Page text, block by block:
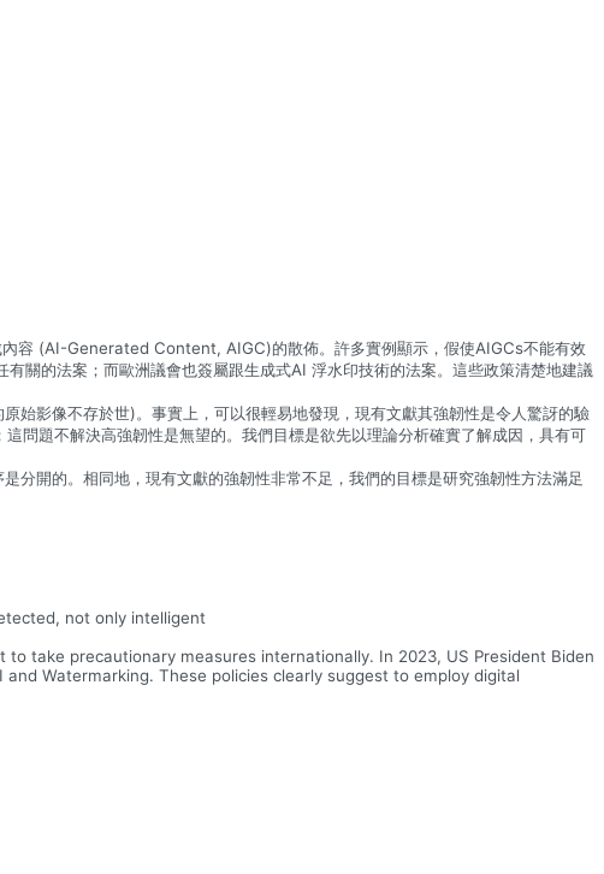
容 (AI-Generated Content, AIGC)的散佈。許多實例顯示，假使AIGCs不能有效
關的法案；而歐洲議會也簽屬跟生成式AI 浮水印技術的法案。這些政策清楚地建議
始影像不存於世)。事實上，可以很輕易地發現，現有文獻其強韌性是令人驚訝的驗
問題不解決高強韌性是無望的。我們目標是欲先以理論分析確實了解成因，具有可
開的。相同地，現有文獻的強韌性非常不足，我們的目標是研究強韌性方法滿足
not only intelligent
take precautionary measures internationally. In 2023, US President Biden
Watermarking. These policies clearly suggest to employ digital